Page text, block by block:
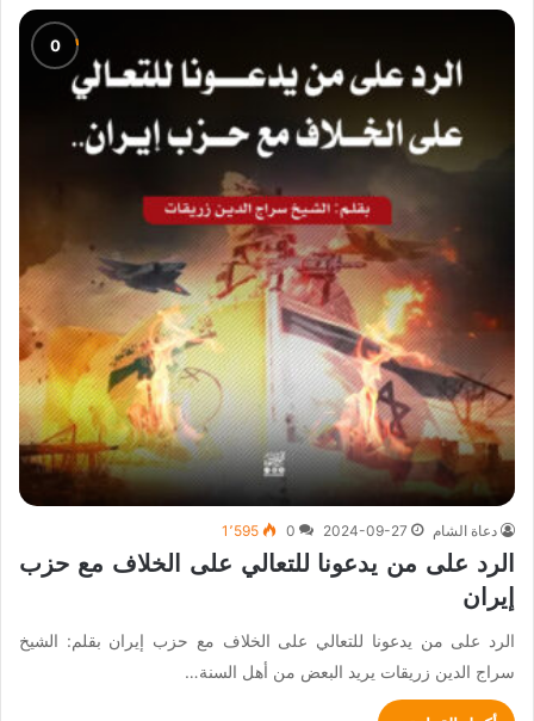
دعاة الشام 2024-09-27
0 1٬595
الرد على من يدعونا للتعالي على الخلاف مع حزب
إيران
الرد على من يدعونا للتعالي على الخلاف مع حزب إيران بقلم: الشيخ
سراج الدين زريقات يريد البعض من أهل السنة…